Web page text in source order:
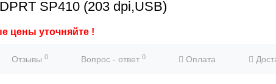
SP410 (203 dpi,USB)
цены уточняйте !
Отзывы 0 Вопрос - ответ 0 Оплата